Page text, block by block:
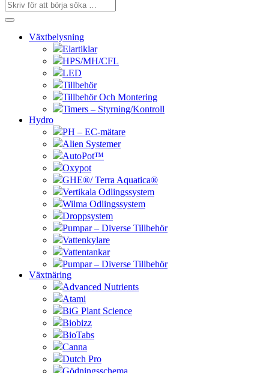
Växtbelysning
Elartiklar
HPS/MH/CFL
LED
Tillbehör
Tillbehör Och Montering
Timers – Styrning/Kontroll
Hydro
PH – EC-mätare
Alien Systemer
AutoPot™
Oxypot
GHE®/ Terra Aquatica®
Vertikala Odlingssystem
Wilma Odlingssystem
Droppsystem
Pumpar – Diverse Tillbehör
Vattenkylare
Vattentankar
Pumpar – Diverse Tillbehör
Växtnäring
Advanced Nutrients
Atami
BiG Plant Science
Biobizz
BioTabs
Canna
Dutch Pro
Gödningsschema